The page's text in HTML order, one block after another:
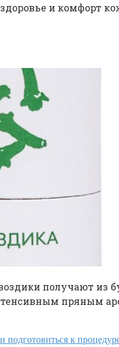
и комфорт
получают из
пряным
подготовиться к